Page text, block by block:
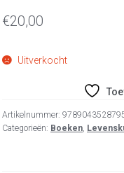
€20,00
Uitverkocht
Artikelnummer:
Categorieën: Boeken,